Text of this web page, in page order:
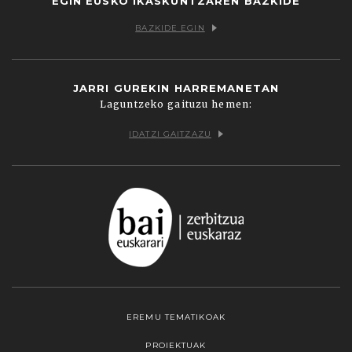
BAZKIDE EGIN
JARRI GUREKIN HARREMANETAN
Laguntzeko gaituzu hemen:
IDATZI GAITZAZU
EREMU TEMATIKOAK
PROIEKTUAK